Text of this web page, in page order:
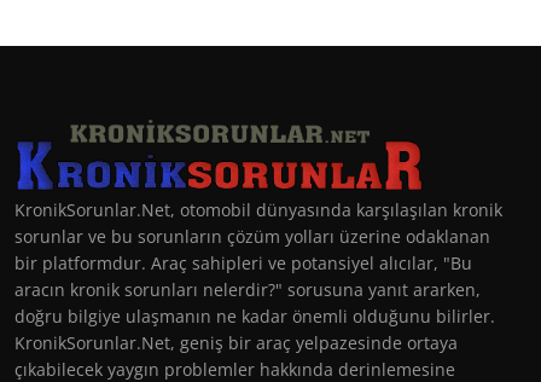
KronikSorunlar.Net, otomobil dünyasında karşılaşılan kronik
sorunlar ve bu sorunların çözüm yolları üzerine odaklanan
bir platformdur. Araç sahipleri ve potansiyel alıcılar, "Bu
aracın kronik sorunları nelerdir?" sorusuna yanıt ararken,
doğru bilgiye ulaşmanın ne kadar önemli olduğunu bilirler.
KronikSorunlar.Net, geniş bir araç yelpazesinde ortaya
çıkabilecek yaygın problemler hakkında derinlemesine